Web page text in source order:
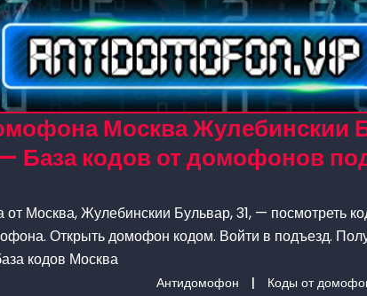
Москва Жулебинскии
База кодов от домофонов
Москва, Жулебинскии Бульвар, 31, — посмотреть
Открыть домофон кодом. Войти в подъезд.
кодов Москва
Антидомофон | Коды от